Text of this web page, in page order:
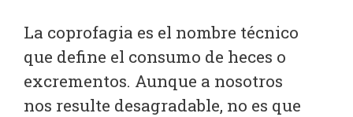
La coprofagia es el nombre técnico
que define el consumo de heces o
excrementos. Aunque a nosotros
nos resulte desagradable, no es que